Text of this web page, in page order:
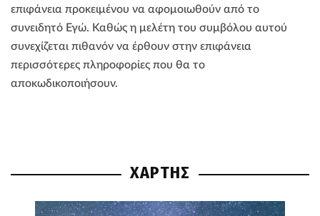
επιφάνεια προκειμένου να αφομοιωθούν από το
συνειδητό Εγώ. Καθώς η μελέτη του συμβόλου αυτού
συνεχίζεται πιθανόν να έρθουν στην επιφάνεια
περισσότερες πληροφορίες που θα το
αποκωδικοποιήσουν.
ΧΑΡΤΗΣ